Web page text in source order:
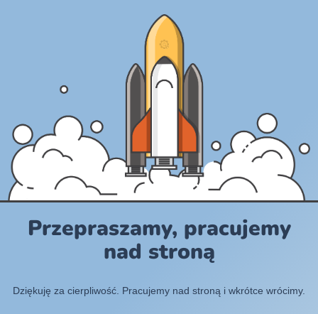
Przepraszamy, pracujemy
nad stroną
Dziękuję za cierpliwość. Pracujemy nad stroną i wkrótce wrócimy.